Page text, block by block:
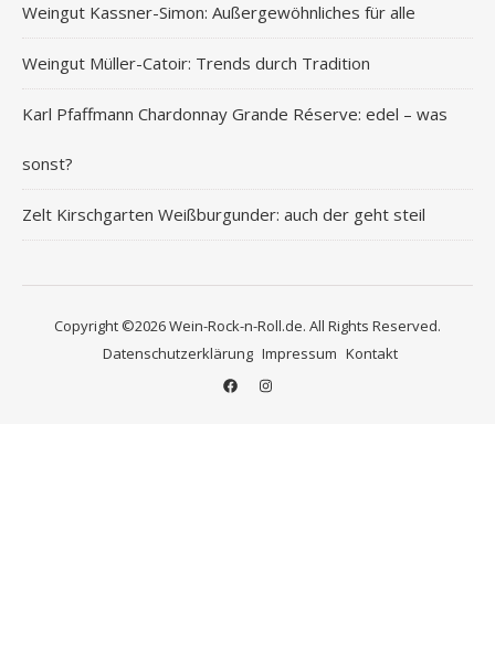
Weingut Kassner-Simon: Außergewöhnliches für alle
Weingut Müller-Catoir: Trends durch Tradition
Karl Pfaffmann Chardonnay Grande Réserve: edel – was
sonst?
Zelt Kirschgarten Weißburgunder: auch der geht steil
Copyright ©2026 Wein-Rock-n-Roll.de. All Rights Reserved.
Datenschutzerklärung Impressum Kontakt